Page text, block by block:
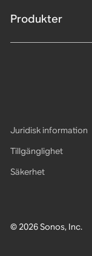
Produkter
© 2026 Sonos, Inc.
Juridisk information
Tillgänglighet
Säkerhet